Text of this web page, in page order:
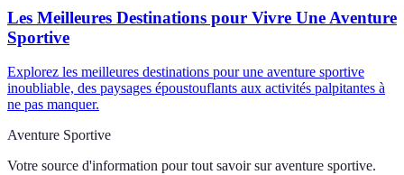
Les Meilleures Destinations pour Vivre Une Aventure
Sportive
Explorez les meilleures destinations pour une aventure sportive
inoubliable, des paysages époustouflants aux activités palpitantes à
ne pas manquer.
Aventure Sportive
Votre source d'information pour tout savoir sur aventure sportive.